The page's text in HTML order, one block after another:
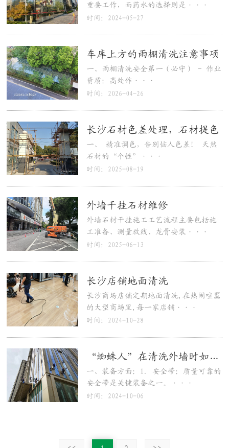
重要工作，而药水的选择则是···
时间：2024-05-27
车库上方的雨棚清洗注意事项
一、雨棚清洗安全第一（必守） - 作业
资质：高处作···
时间：2026-04-26
长沙石材色差处理，石材提色
一、 精准调色，告别恼人色差！ 天然
石材的“个性”···
时间：2025-08-19
外墙干挂石材维修
外墙石材干挂施工工艺流程主要包括施
工准备、测量放线、龙骨安装···
时间：2025-06-13
长沙店铺地面清洗
长沙商场店铺定期地面清洗,在热闹喧嚣
的大型商场里,每一家店铺···
时间：2024-10-28
“蜘蛛人”在清洗外墙时如何来保障自身安全?
一、装备方面：1. 安全带：质量可靠的
安全带是关键装备之一。···
时间：2024-10-06